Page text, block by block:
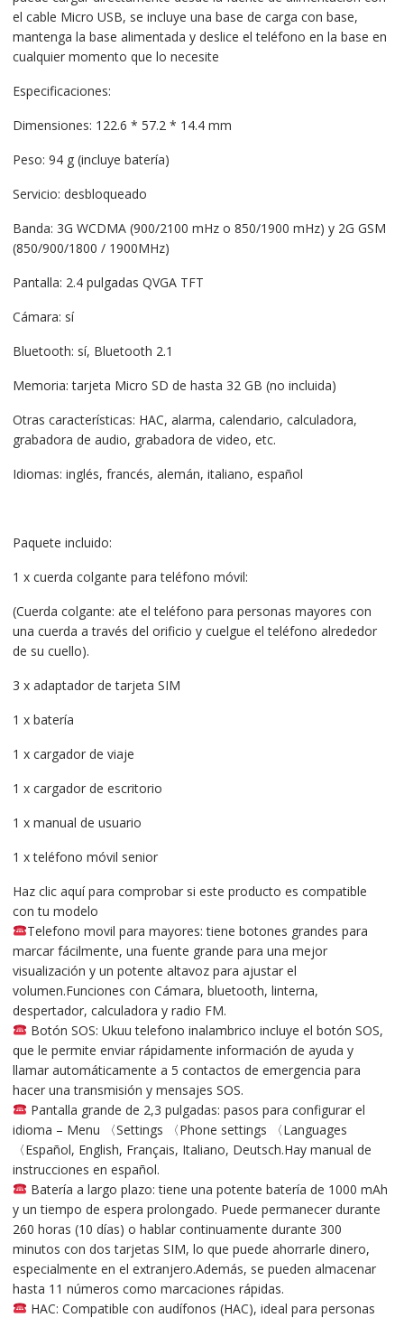
el cable Micro USB, se incluye una base de carga con base,
mantenga la base alimentada y deslice el teléfono en la base en
cualquier momento que lo necesite
Especificaciones:
Dimensiones: 122.6 * 57.2 * 14.4 mm
Peso: 94 g (incluye batería)
Servicio: desbloqueado
Banda: 3G WCDMA (900/2100 mHz o 850/1900 mHz) y 2G GSM
(850/900/1800 / 1900MHz)
Pantalla: 2.4 pulgadas QVGA TFT
Cámara: sí
Bluetooth: sí, Bluetooth 2.1
Memoria: tarjeta Micro SD de hasta 32 GB (no incluida)
Otras características: HAC, alarma, calendario, calculadora,
grabadora de audio, grabadora de video, etc.
Idiomas: inglés, francés, alemán, italiano, español
Paquete incluido:
1 x cuerda colgante para teléfono móvil:
(Cuerda colgante: ate el teléfono para personas mayores con
una cuerda a través del orificio y cuelgue el teléfono alrededor
de su cuello).
3 x adaptador de tarjeta SIM
1 x batería
1 x cargador de viaje
1 x cargador de escritorio
1 x manual de usuario
1 x teléfono móvil senior
Haz clic aquí para comprobar si este producto es compatible
con tu modelo
Telefono movil para mayores: tiene botones grandes para
marcar fácilmente, una fuente grande para una mejor
visualización y un potente altavoz para ajustar el
volumen.Funciones con Cámara, bluetooth, linterna,
despertador, calculadora y radio FM.
Botón SOS: Ukuu telefono inalambrico incluye el botón SOS,
que le permite enviar rápidamente información de ayuda y
llamar automáticamente a 5 contactos de emergencia para
hacer una transmisión y mensajes SOS.
Pantalla grande de 2,3 pulgadas: pasos para configurar el
idioma – Menu 〈Settings 〈Phone settings 〈Languages ​​
〈Español, English, Français, Italiano, Deutsch.Hay manual de
instrucciones en español.
Batería a largo plazo: tiene una potente batería de 1000 mAh
y un tiempo de espera prolongado. Puede permanecer durante
260 horas (10 días) o hablar continuamente durante 300
minutos con dos tarjetas SIM, lo que puede ahorrarle dinero,
especialmente en el extranjero.Además, se pueden almacenar
hasta 11 números como marcaciones rápidas.
HAC: Compatible con audífonos (HAC), ideal para personas